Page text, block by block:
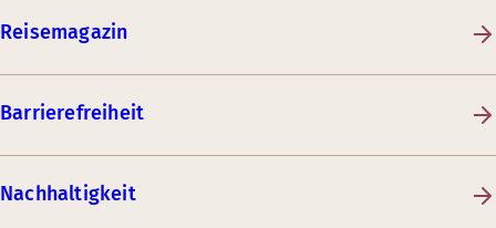
Reisemagazin
Barrierefreiheit
Nachhaltigkeit